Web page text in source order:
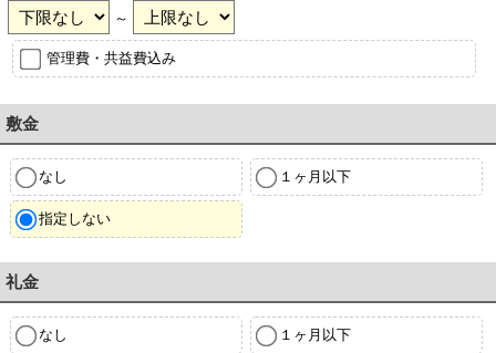
～
管理費・共益費込み
敷金
なし １ヶ月以下
指定しない
礼金
なし １ヶ月以下